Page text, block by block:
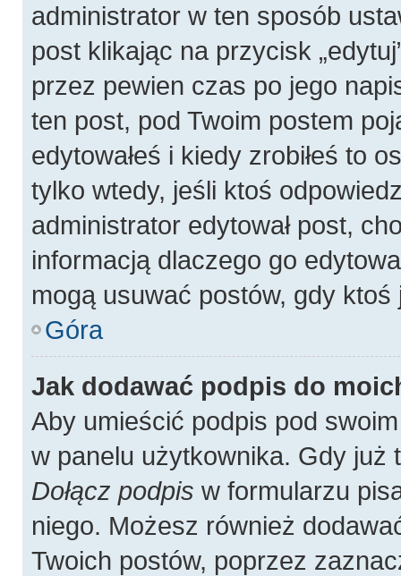
administrator w ten sposób
post klikając na przycisk
przez pewien czas po jego
ten post, pod Twoim postem
edytowałeś i kiedy zrobiłeś to
tylko wtedy, jeśli ktoś
administrator edytował post,
informacją dlaczego go
mogą usuwać postów, gdy ktoś
Góra
Jak dodawać podpis do
Aby umieścić podpis pod
w panelu użytkownika. Gdy
Dołącz podpis w formularzu
niego. Możesz również
Twoich postów, poprzez